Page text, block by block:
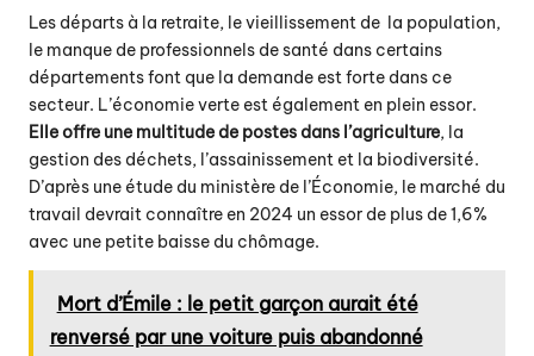
Les départs à la retraite, le vieillissement de la population,
le manque de professionnels de santé dans certains
départements font que la demande est forte dans ce
secteur. L’économie verte est également en plein essor.
Elle offre une multitude de postes dans l’agriculture, la
gestion des déchets, l’assainissement et la biodiversité.
D’après une étude du ministère de l’Économie, le marché du
travail devrait connaître en 2024 un essor de plus de 1,6%
avec une petite baisse du chômage.
Mort d’Émile : le petit garçon aurait été
renversé par une voiture puis abandonné